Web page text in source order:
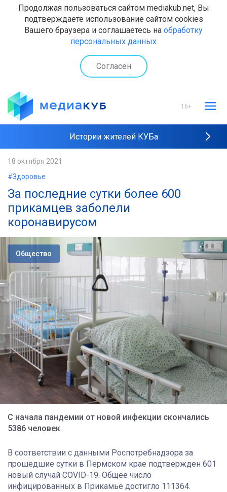
Продолжая пользоваться сайтом mediakub.net, Вы
подтверждаете использование сайтом cookies
Вашего браузера и соглашаетесь на обработку
персональных данных
Согласен
16+
Истории жителей КУБа
Наши интервью
18 октября 2021
#Здоровье
За последние сутки более 600
прикамцев заболели
коронавирусом
Общество
С начала пандемии от новой инфекции скончались
5386 человек
В соответствии с данными Роспотребнадзора за
прошедшие сутки в Пермском крае подтвержден 601
новый случай COVID-19. Общее число
инфицированных в Прикамье достигло 111364.